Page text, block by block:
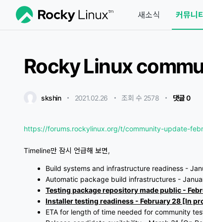
새소식 커뮤니
Rocky Linux
skshin ・ 2021.02.26 ・ 조회 수 2578 ・ 댓글 0
https://forums.rockylinux.org/t/community-update-
Timeline만 잠시 언급해 보면,
Build systems and infrastructure readiness -
Automatic package build infrastructures -
Testing package repository made public -
Installer testing readiness - February 28 [In
ETA for length of time needed for community